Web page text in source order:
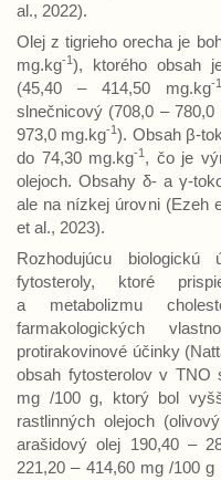
al., 2022).
Olej z tigrieho orecha je
mg.kg-1 ), ktorého obsah
(45,40 – 414,50 mg.kg-1
slnečnicový (708,0 – 780,0
973,0 mg.kg-1). Obsah β-
do 74,30 mg.kg-1 , čo je
olejoch. Obsahy δ- a γ-
ale na nízkej úrovni (Ezeh
et al., 2023).
Rozhodujúcu
fytosteroly, ktoré
a metabolizmu
farmakologických
protirakovinové účinky
obsah fytosterolov v TNO
mg /100 g, ktorý bol
rastlinných olejoch
arašidový olej 190,40 –
221,20 – 414,60 mg /100